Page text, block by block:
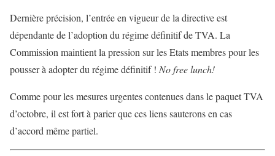
Dernière précision, l’entrée en vigueur de la directive est
dépendante de l’adoption du régime définitif de TVA. La
Commission maintient la pression sur les Etats membres pour les
pousser à adopter du régime définitif ! No free lunch!
Comme pour les mesures urgentes contenues dans le paquet TVA
d’octobre, il est fort à parier que ces liens sauterons en cas
d’accord même partiel.